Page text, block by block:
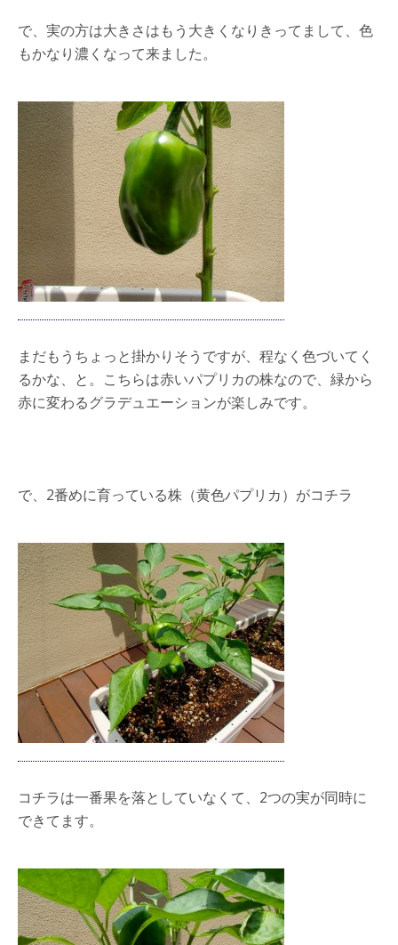
で、実の方は大きさはもう大きくなりきってまして、色
もかなり濃くなって来ました。
まだもうちょっと掛かりそうですが、程なく色づいてく
るかな、と。こちらは赤いパプリカの株なので、緑から
赤に変わるグラデュエーションが楽しみです。
で、2番めに育っている株（黄色パプリカ）がコチラ
コチラは一番果を落としていなくて、2つの実が同時に
できてます。